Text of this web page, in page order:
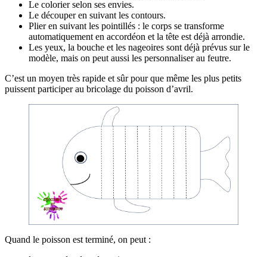
Le colorier selon ses envies.
Le découper en suivant les contours.
Plier en suivant les pointillés : le corps se transforme
automatiquement en accordéon et la tête est déjà arrondie.
Les yeux, la bouche et les nageoires sont déjà prévus sur le
modèle, mais on peut aussi les personnaliser au feutre.
C’est un moyen très rapide et sûr pour que même les plus petits
puissent participer au bricolage du poisson d’avril.
Quand le poisson est terminé, on peut :